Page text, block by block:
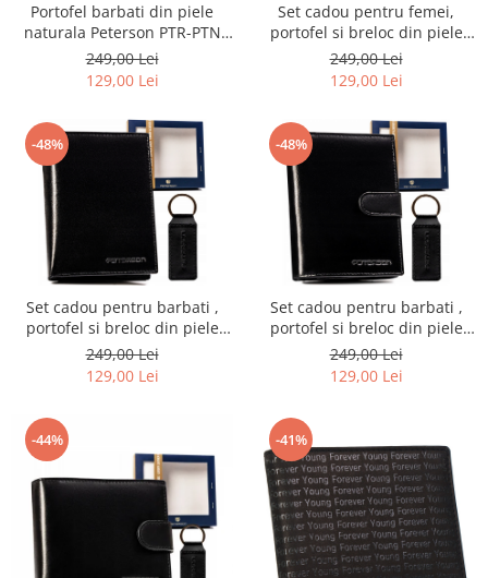
Portofel barbati din piele
naturala Peterson PTR-PTN
MR-12-CN
249,00 Lei
129,00 Lei
Set cadou pentru femei,
portofel si breloc din piele
naturala Peterson PTR-PTN
SET-D-02-KCS
249,00 Lei
129,00 Lei
-48%
Set cadou pentru barbati ,
portofel si breloc din piele
naturala Peterson PTR-PTN
SET-M-N4-KCS
249,00 Lei
129,00 Lei
-48%
Set cadou pentru barbati ,
portofel si breloc din piele
naturala Peterson PTR-PTN
SET-M-N4L-KCS
249,00 Lei
129,00 Lei
-44% -41%